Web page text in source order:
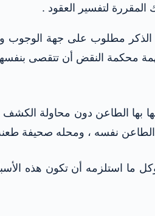
المقررة لتفسير العقود .
مطلوب على جهة الوجوب
محكمة النقض أن تتقصى
بها الطاعن دون محاولة
الطاعن نفسه ، ومحله صحيفة
ما استلزمه أن تكون هذه